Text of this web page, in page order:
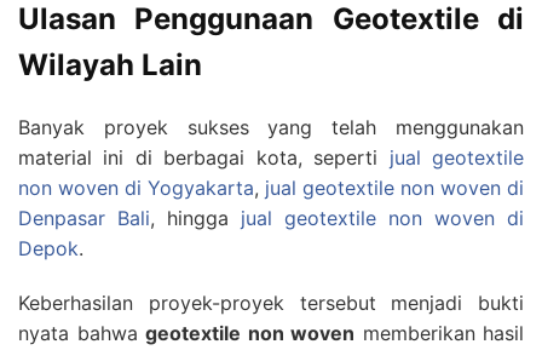
Ulasan Penggunaan Geotextile di
Wilayah Lain
Banyak proyek sukses yang telah menggunakan
material ini di berbagai kota, seperti jual geotextile
non woven di Yogyakarta, jual geotextile non woven di
Denpasar Bali, hingga jual geotextile non woven di
Depok.
Keberhasilan proyek-proyek tersebut menjadi bukti
nyata bahwa geotextile non woven memberikan hasil